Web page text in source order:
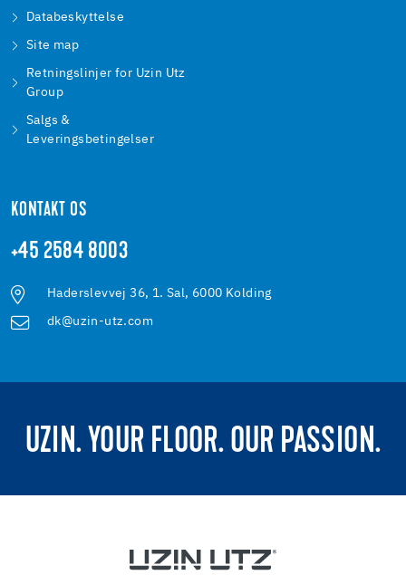
Databeskyttelse
Site map
Retningslinjer for Uzin Utz
Group
Salgs &
Leveringsbetingelser
KONTAKT OS
+45 2584 8003
Haderslevvej 36, 1. Sal, 6000 Kolding
dk@uzin-utz.com
UZIN. YOUR FLOOR. OUR PASSION.